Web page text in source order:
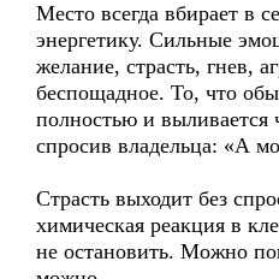
Место всегда вбирает в
энергетику. Сильные
желание, страсть, гнев,
беспощадное. То, что
полностью и выливается
спросив владельца: «А
Страсть выходит без
химическая реакция в
не остановить. Можно